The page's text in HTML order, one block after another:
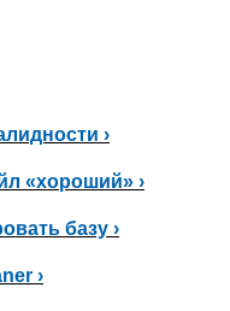
›
«хороший» ›
базу ›
›